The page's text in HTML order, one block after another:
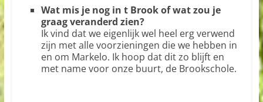
Wat mis je nog in t Brook of wat zou je
graag veranderd zien?
Ik vind dat we eigenlijk wel heel erg verwend
zijn met alle voorzieningen die we hebben in
en om Markelo. Ik hoop dat dit zo blijft en
met name voor onze buurt, de Brookschole.